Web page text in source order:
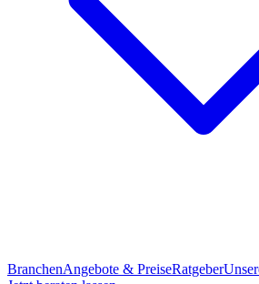
BranchenAngebote & PreiseRatgeber